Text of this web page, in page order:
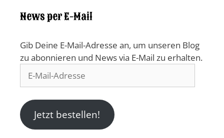
News per E-Mail
Gib Deine E-Mail-Adresse an, um unseren Blog
zu abonnieren und News via E-Mail zu erhalten.
Mail-
Jetzt bestellen!